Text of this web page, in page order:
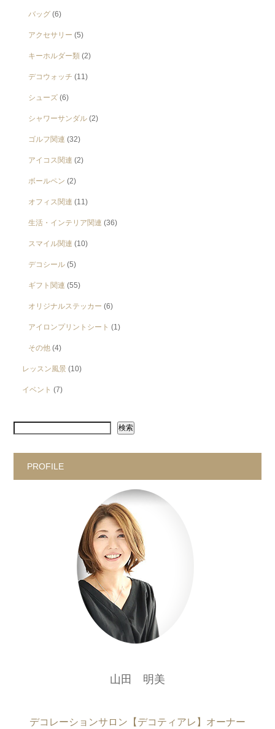
バッグ (6)
アクセサリー (5)
キーホルダー類 (2)
デコウォッチ (11)
シューズ (6)
シャワーサンダル (2)
ゴルフ関連 (32)
アイコス関連 (2)
ボールペン (2)
オフィス関連 (11)
生活・インテリア関連 (36)
スマイル関連 (10)
デコシール (5)
ギフト関連 (55)
オリジナルステッカー (6)
アイロンプリントシート (1)
その他 (4)
レッスン風景 (10)
イベント (7)
検索
PROFILE
山田 明美
デコレーションサロン【デコティアレ】オーナー